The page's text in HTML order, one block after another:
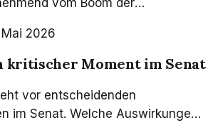
2026
kritischer Moment im Senat
vor entscheidenden
im Senat. Welche Auswirkungen